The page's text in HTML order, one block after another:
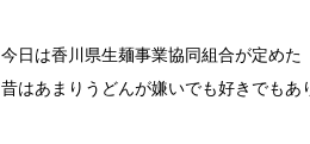
今日は香川県生麺事業協同組合が定めた
昔はあまりうどんが嫌いでも好きでもあ